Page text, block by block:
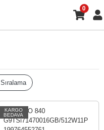
0
Sıralama
KARGO
BEDAVA